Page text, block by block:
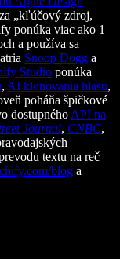
„kľúčový zdroj,
ponúka viac ako 1
a používa sa
Snoop Dogg a
Studio ponúka
, AI klonovania hlasu,
poháňa špičkové
dostupného API na
Journal, CNBC,
textu na reč
blog a